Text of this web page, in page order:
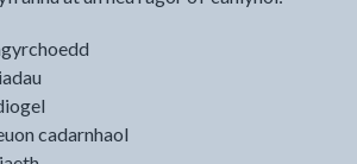
cadarnhaol